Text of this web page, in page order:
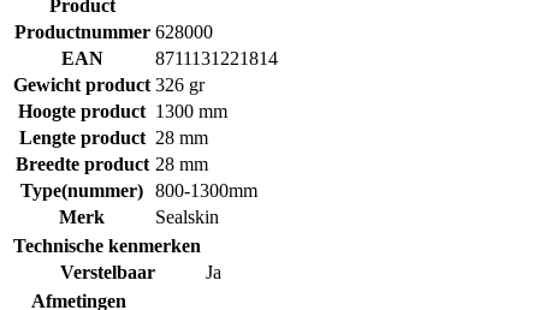
Product
Productnummer 628000
EAN
8711131221814
Gewicht product 326 gr
Hoogte product 1300 mm
Lengte product 28 mm
Breedte product 28 mm
Type(nummer) 800-1300mm
Merk
Sealskin
Technische kenmerken
Verstelbaar
Ja
Afmetingen